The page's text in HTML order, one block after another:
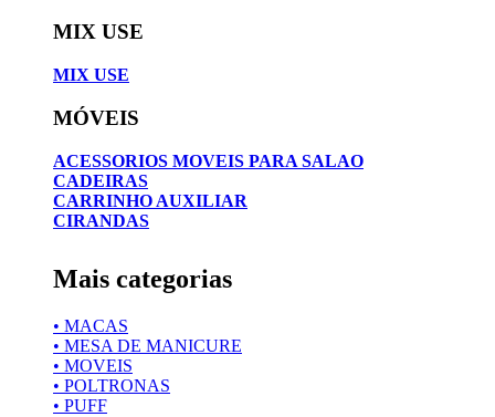
MIX USE
MIX USE
MÓVEIS
ACESSORIOS MOVEIS PARA SALAO
CADEIRAS
CARRINHO AUXILIAR
CIRANDAS
Mais categorias
• MACAS
• MESA DE MANICURE
• MOVEIS
• POLTRONAS
• PUFF